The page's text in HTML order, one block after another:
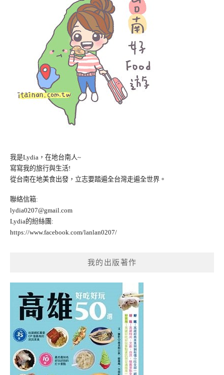
我是Lydia，在地台南人~
寫寫我的旅行與生活!
從台南在地美食出發，立志要踏遍全台灣走遍全世界。
聯絡信箱:
lydia0207@gmail.com
Lydia的紛絲團:
https://www.facebook.com/lanlan0207/
我的出版著作